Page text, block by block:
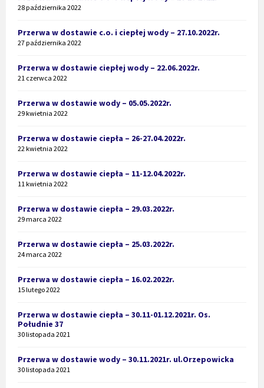
28 października 2022
Przerwa w dostawie c.o. i ciepłej wody – 27.10.2022r.
27 października 2022
Przerwa w dostawie ciepłej wody – 22.06.2022r.
21 czerwca 2022
Przerwa w dostawie wody – 05.05.2022r.
29 kwietnia 2022
Przerwa w dostawie ciepła – 26-27.04.2022r.
22 kwietnia 2022
Przerwa w dostawie ciepła – 11-12.04.2022r.
11 kwietnia 2022
Przerwa w dostawie ciepła – 29.03.2022r.
29 marca 2022
Przerwa w dostawie ciepła – 25.03.2022r.
24 marca 2022
Przerwa w dostawie ciepła – 16.02.2022r.
15 lutego 2022
Przerwa w dostawie ciepła – 30.11-01.12.2021r. Os.
Południe 37
30 listopada 2021
Przerwa w dostawie wody – 30.11.2021r. ul.Orzepowicka
30 listopada 2021